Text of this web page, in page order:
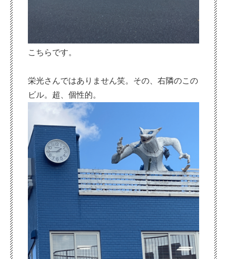
こちらです。
栄光さんではありません笑。その、右隣のこの
ビル。超、個性的。